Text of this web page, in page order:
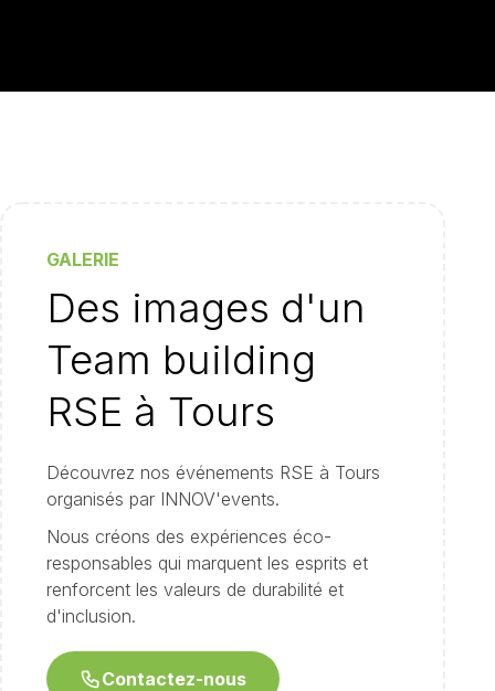
GALERIE
Des images d'un
Team building
RSE à Tours
Découvrez nos événements RSE à Tours
organisés par INNOV'events.
Nous créons des expériences éco-
responsables qui marquent les esprits et
renforcent les valeurs de durabilité et
d'inclusion.
Contactez-nous